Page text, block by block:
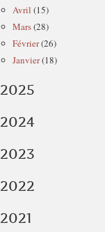
Avril (15)
Mars(28)
Février(26)
Janvier(18)
2025
2024
2023
2022
2021